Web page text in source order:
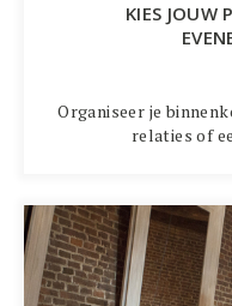
KIES JOUW
Organiseer je
relaties of